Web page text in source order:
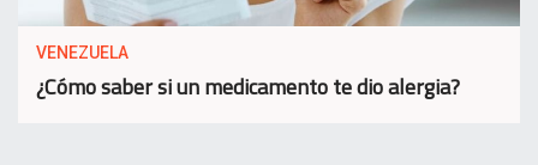
VENEZUELA
¿Cómo saber si un medicamento te dio alergia?